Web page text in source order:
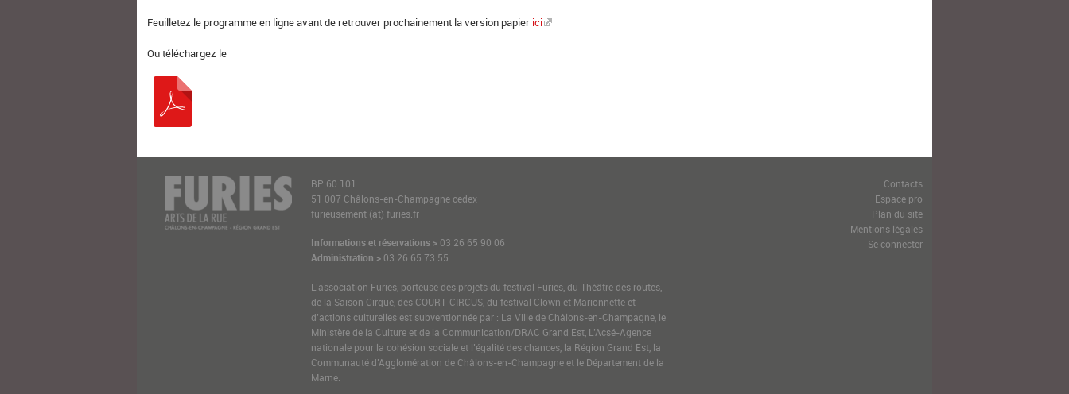
Feuilletez le programme en ligne avant de retrouver prochainement la version papier ici
Ou téléchargez le
BP 60 101
51 007 Châlons-en-Champagne cedex
furieusement (at) furies.fr
Informations et réservations > 03 26 65 90 06
Administration > 03 26 65 73 55
L’association Furies, porteuse des projets du festival Furies, du Théâtre des routes,
de la Saison Cirque, des COURT-CIRCUS, du festival Clown et Marionnette et
d’actions culturelles est subventionnée par : La Ville de Châlons-en-Champagne, le
Ministère de la Culture et de la Communication/DRAC Grand Est, L’Acsé-Agence
nationale pour la cohésion sociale et l’égalité des chances, la Région Grand Est, la
Communauté d’Agglomération de Châlons-en-Champagne et le Département de la
Marne.
Contacts
Espace pro
Plan du site
Mentions légales
Se connecter